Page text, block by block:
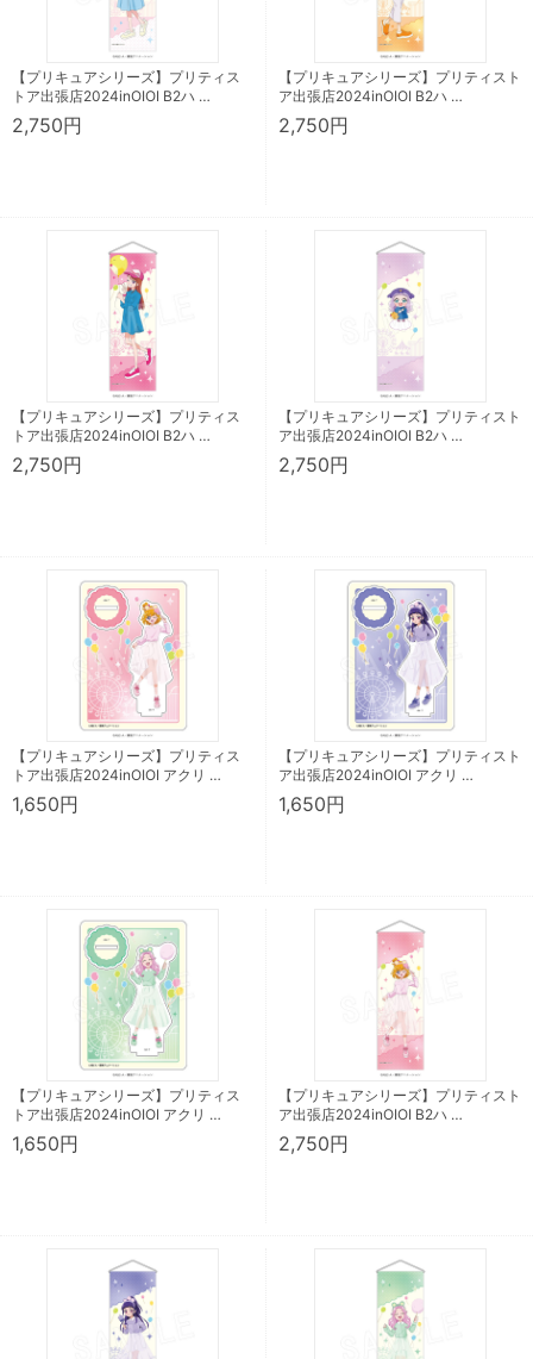
【プリキュアシリーズ】プリティス
トア出張店2024inOIOI B2ハ …
2,750円
【プリキュアシリーズ】プリティスト
ア出張店2024inOIOI B2ハ …
2,750円
【プリキュアシリーズ】プリティス
トア出張店2024inOIOI B2ハ …
2,750円
【プリキュアシリーズ】プリティスト
ア出張店2024inOIOI B2ハ …
2,750円
【プリキュアシリーズ】プリティス
トア出張店2024inOIOI アクリ …
1,650円
【プリキュアシリーズ】プリティスト
ア出張店2024inOIOI アクリ …
1,650円
【プリキュアシリーズ】プリティス
トア出張店2024inOIOI アクリ …
1,650円
【プリキュアシリーズ】プリティスト
ア出張店2024inOIOI B2ハ …
2,750円